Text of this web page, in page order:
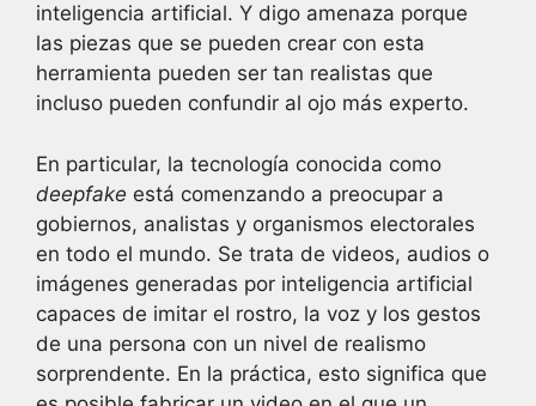
inteligencia artificial. Y digo amenaza porque
las piezas que se pueden crear con esta
herramienta pueden ser tan realistas que
incluso pueden confundir al ojo más experto.
En particular, la tecnología conocida como
deepfake está comenzando a preocupar a
gobiernos, analistas y organismos electorales
en todo el mundo. Se trata de videos, audios o
imágenes generadas por inteligencia artificial
capaces de imitar el rostro, la voz y los gestos
de una persona con un nivel de realismo
sorprendente. En la práctica, esto significa que